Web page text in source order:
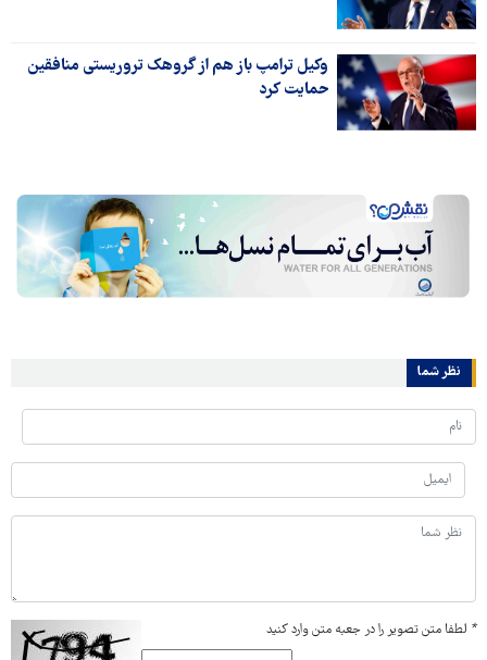
وکیل ترامپ باز هم از گروهک تروریستی منافقین
حمایت کرد
نظر شما
* لطفا متن تصویر را در جعبه متن وارد کنید